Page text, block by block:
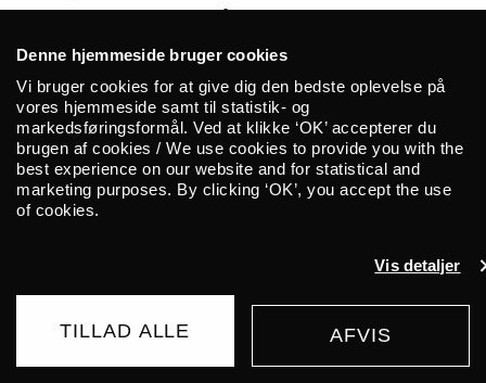
Denne hjemmeside bruger cookies
Vi bruger cookies for at give dig den bedste oplevelse på
vores hjemmeside samt til statistik- og
markedsføringsformål. Ved at klikke ‘OK’ accepterer du
brugen af cookies / We use cookies to provide you with the
best experience on our website and for statistical and
marketing purposes. By clicking ‘OK’, you accept the use
of cookies.
Vis detaljer
TILLAD ALLE AFVIS
projekter og idéer.
Koncertformatet transformerer
ALICEs vante scene til et
udforskende mødested for både
nye og erfarne kunstnere. Med
spirende nye lyde og stemmer
inviteres publikum til fire korte og
intime sæt, der vokser sammen
til en aften med nysgerrighed,
fællesskab og nye kunstneriske